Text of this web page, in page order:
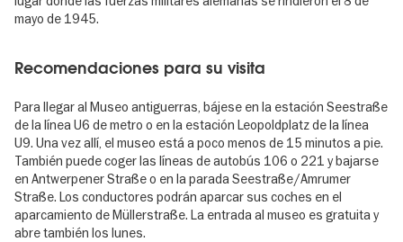
mayo de 1945.
Recomendaciones para su visita
Para llegar al Museo antiguerras, bájese en la estación Seestraße
de la línea U6 de metro o en la estación Leopoldplatz de la línea
U9. Una vez allí, el museo está a poco menos de 15 minutos a pie.
También puede coger las líneas de autobús 106 o 221 y bajarse
en Antwerpener Straße o en la parada Seestraße/Amrumer
Straße. Los conductores podrán aparcar sus coches en el
aparcamiento de Müllerstraße. La entrada al museo es gratuita y
abre también los lunes.